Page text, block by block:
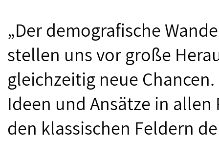
„Der demografische
stellen uns vor große
gleichzeitig neue
Ideen und Ansätze in
den klassischen Feldern